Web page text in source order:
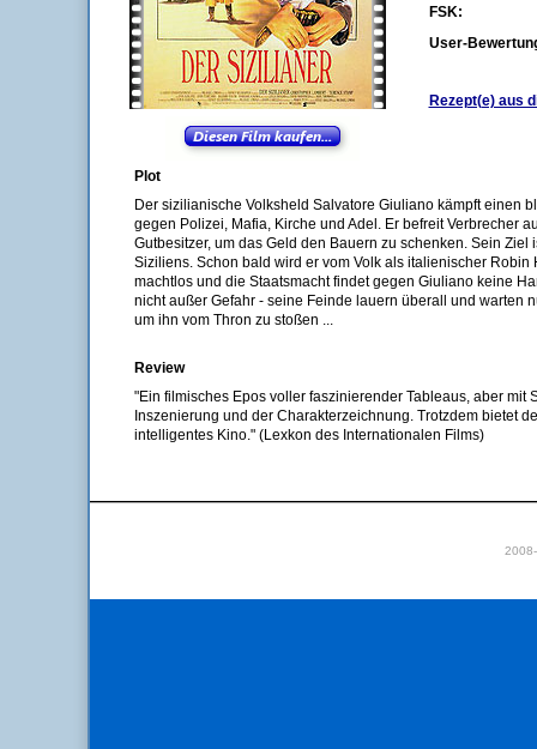
FSK:
User-
Rezept(e) aus
Plot
Der sizilianische Volksheld Salvatore Giuliano kämpft einen
gegen Polizei, Mafia, Kirche und Adel. Er befreit Verbrecher
Gutbesitzer, um das Geld den Bauern zu schenken. Sein Ziel
Siziliens. Schon bald wird er vom Volk als italienischer Robin
machtlos und die Staatsmacht findet gegen Giuliano keine
nicht außer Gefahr - seine Feinde lauern überall und warten
um ihn vom Thron zu stoßen ...
Review
"Ein filmisches Epos voller faszinierender Tableaus, aber mit
Inszenierung und der Charakterzeichnung. Trotzdem bietet
intelligentes Kino." (Lexkon des Internationalen Films)